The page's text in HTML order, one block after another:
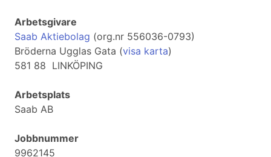
Arbetsgivare
Saab Aktiebolag (org.nr 556036-0793)
Bröderna Ugglas Gata (visa karta)
581 88 LINKÖPING
Arbetsplats
Saab AB
Jobbnummer
9962145